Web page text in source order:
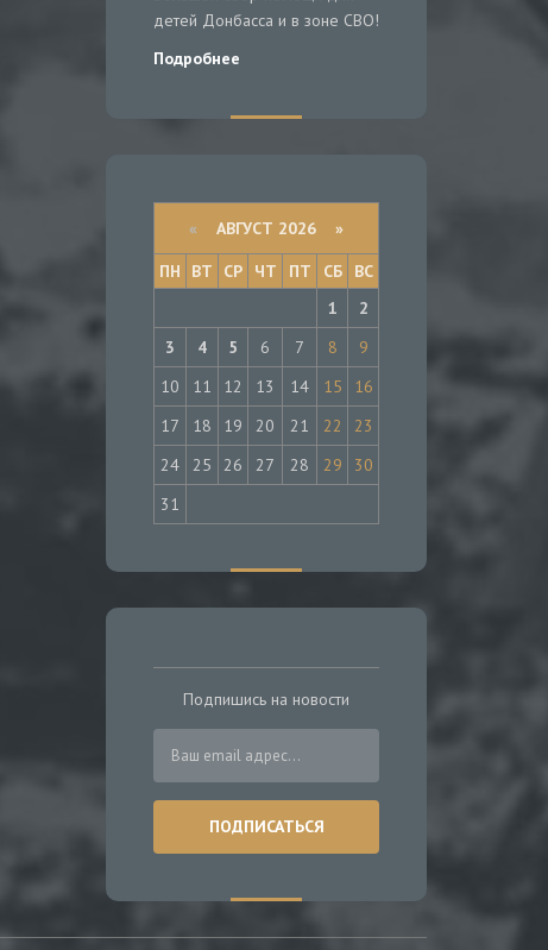
детей Донбасса и в зоне СВО!
Подробнее
« АВГУСТ 2026 »
ПН
ВТ СР ЧТ ПТ СБ
ВС
1
2
3
4 5 6 7 8
9
10
11 12 13 14 15
16
17
18 19 20 21 22
23
24
25 26 27 28 29
30
31
Подпишись на новости